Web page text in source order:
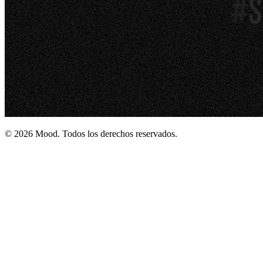
© 2026 Mood. Todos los derechos reservados.